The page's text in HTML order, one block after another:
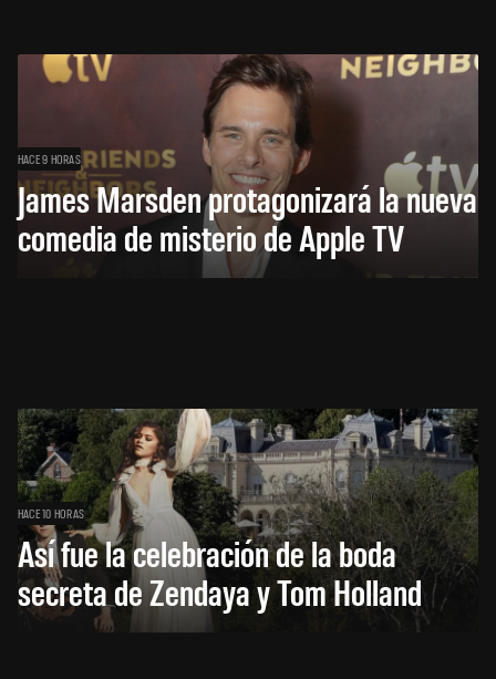
HACE 9 HORAS
James Marsden protagonizará la nueva
comedia de misterio de Apple TV
HACE 10 HORAS
Así fue la celebración de la boda
secreta de Zendaya y Tom Holland